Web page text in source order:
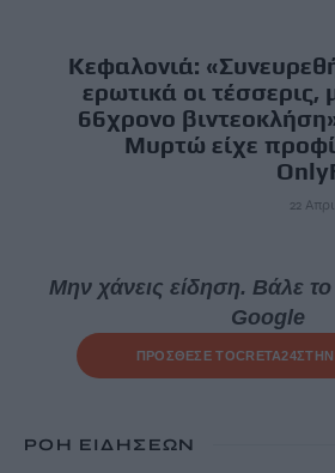
Κεφαλονιά:
ερωτικά οι τέσσερις,
66χρονο
Μυρτώ είχε
22
Μην χάνεις είδηση. Βάλε το
Google
ΠΡΟΣΘΕΣΕ ΤΟCRETA24ΣΤΗΝ
ΡΟΗ ΕΙΔΗΣΕΩΝ